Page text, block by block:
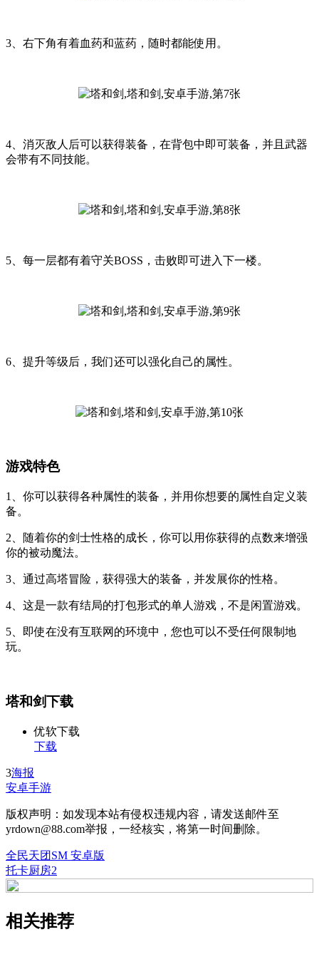
3、右下角有着血药和蓝药，随时都能使用。
4、消灭敌人后可以获得装备，在背包中即可装备，并且武器
会带有不同技能。
5、每一层都有着守关BOSS，击败即可进入下一楼。
6、提升等级后，我们还可以强化自己的属性。
游戏特色
1、你可以获得各种属性的装备，并用你想要的属性自定义装
备。
2、随着你的剑士性格的成长，你可以用你获得的点数来增强
你的被动魔法。
3、通过高塔冒险，获得强大的装备，并发展你的性格。
4、这是一款有结局的打包形式的单人游戏，不是闲置游戏。
5、即使在没有互联网的环境中，您也可以不受任何限制地
玩。
塔和剑下载
优软下载
下载
3海报
安卓手游
版权声明：如发现本站有侵权违规内容，请发送邮件至
yrdown@88.com举报，一经核实，将第一时间删除。
全民天团SM 安卓版
托卡厨房2
相关推荐